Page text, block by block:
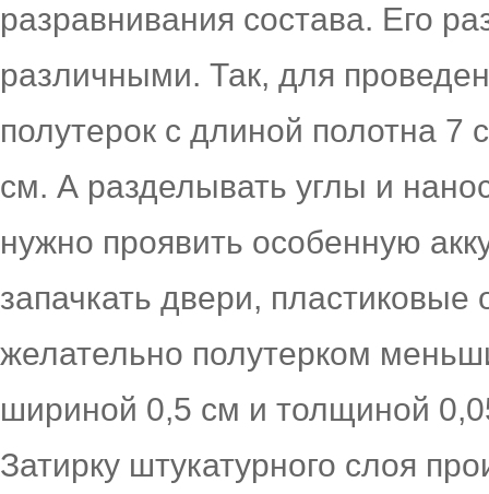
разравнивания состава. Его
различными. Так, для
полутерок с длиной полотна
см. А разделывать углы и
нужно проявить особенную
запачкать двери, пластиковые
желательно полутерком
шириной 0,5 см и толщиной
Затирку штукатурного слоя